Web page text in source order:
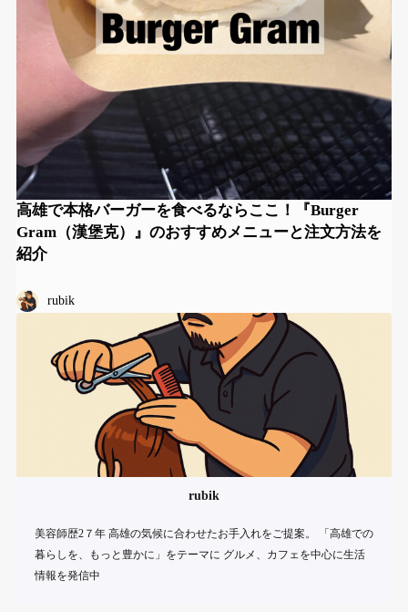
高雄で本格バーガーを食べるならここ！『Burger
Gram（漢堡克）』のおすすめメニューと注文方法を
紹介
rubik
rubik
美容師歴2７年 高雄の気候に合わせたお手入れをご提案。 「高雄での
暮らしを、もっと豊かに」をテーマに グルメ、カフェを中心に生活
情報を発信中